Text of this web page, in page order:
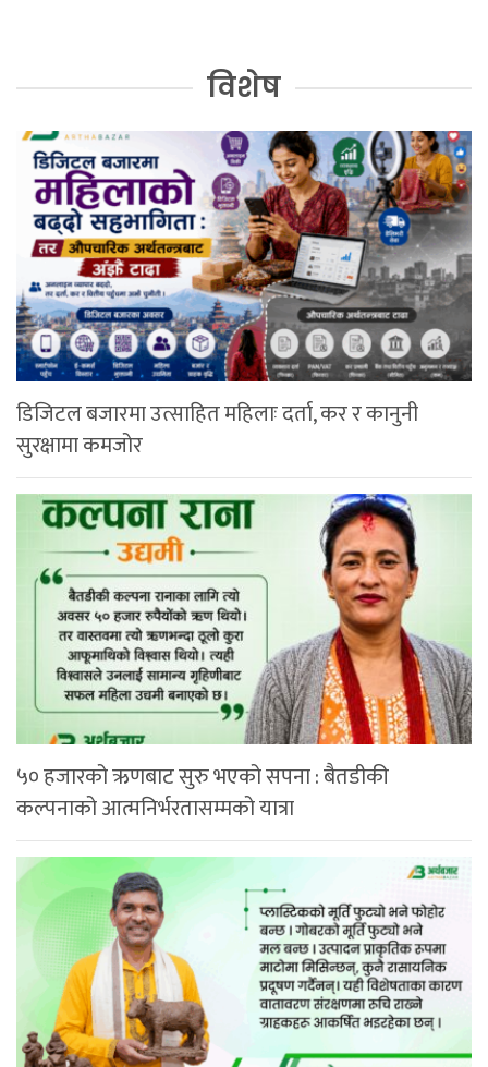
विशेष
डिजिटल बजारमा उत्साहित महिलाः दर्ता, कर र कानुनी
सुरक्षामा कमजोर
५० हजारको ऋणबाट सुरु भएको सपना : बैतडीकी
कल्पनाको आत्मनिर्भरतासम्मको यात्रा